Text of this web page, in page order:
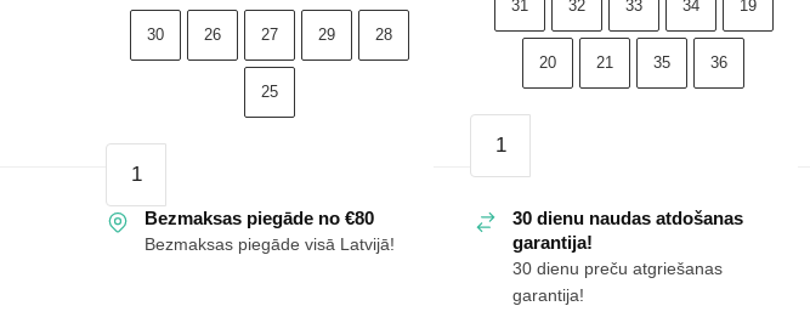
30 26 27 29 28
25
sniega
zābaki
31 32 33 34 19
20 21 35 36
trekinga
ar
rāvējslēdzēju
Bansi,
Bezmaksas piegāde no €80
Bezmaksas piegāde visā Latvijā!
30 dienu naudas atdošanas
garantija!
30 dienu preču atgriešanas
garantija!